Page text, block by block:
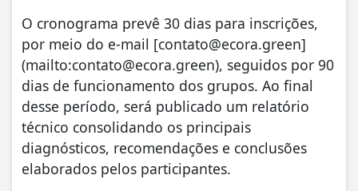
O cronograma prevê 30 dias para inscrições,
por meio do e-mail [contato@ecora.green]
(mailto:contato@ecora.green), seguidos por 90
dias de funcionamento dos grupos. Ao final
desse período, será publicado um relatório
técnico consolidando os principais
diagnósticos, recomendações e conclusões
elaborados pelos participantes.